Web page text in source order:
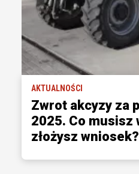
AKTUALNOŚCI
Zwrot akcyzy za
2025. Co musisz
złożysz wniosek?